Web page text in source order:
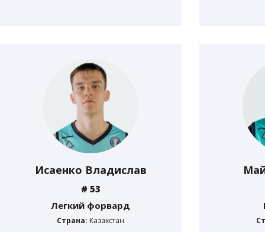
Исаенко Владислав
# 53
Легкий форвард
Страна: Казахстан